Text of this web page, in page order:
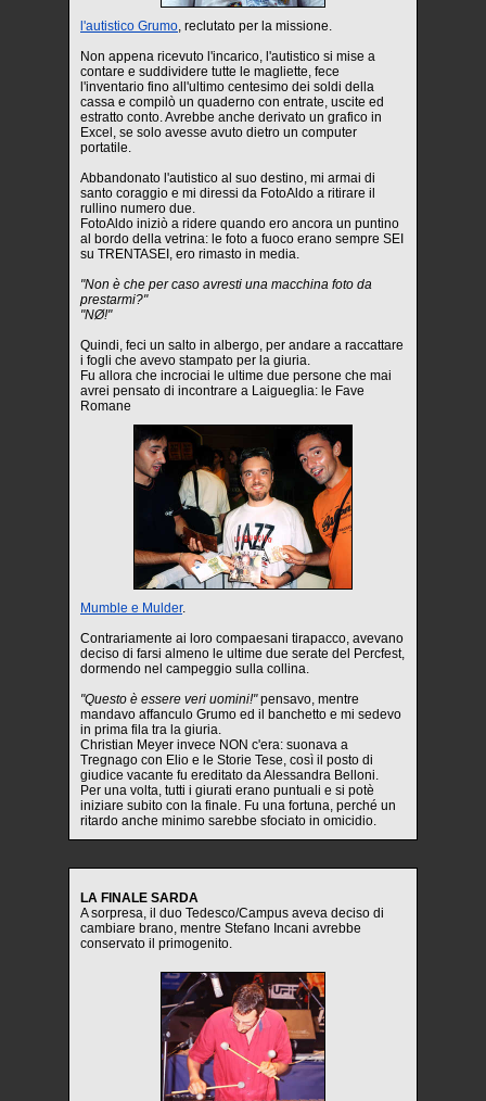
l'autistico Grumo, reclutato per la missione.
Non appena ricevuto l'incarico, l'autistico si mise a
contare e suddividere tutte le magliette, fece
l'inventario fino all'ultimo centesimo dei soldi della
cassa e compilò un quaderno con entrate, uscite ed
estratto conto. Avrebbe anche derivato un grafico in
Excel, se solo avesse avuto dietro un computer
portatile.
Abbandonato l'autistico al suo destino, mi armai di
santo coraggio e mi diressi da FotoAldo a ritirare il
rullino numero due.
FotoAldo iniziò a ridere quando ero ancora un puntino
al bordo della vetrina: le foto a fuoco erano sempre SEI
su TRENTASEI, ero rimasto in media.
"Non è che per caso avresti una macchina foto da
prestarmi?"
"NØ!"
Quindi, feci un salto in albergo, per andare a raccattare
i fogli che avevo stampato per la giuria.
Fu allora che incrociai le ultime due persone che mai
avrei pensato di incontrare a Laigueglia: le Fave
Romane
Mumble e Mulder.
Contrariamente ai loro compaesani tirapacco, avevano
deciso di farsi almeno le ultime due serate del Percfest,
dormendo nel campeggio sulla collina.
"Questo è essere veri uomini!"pensavo, mentre
mandavo affanculo Grumo ed il banchetto e mi sedevo
in prima fila tra la giuria.
Christian Meyer invece NON c'era: suonava a
Tregnago con Elio e le Storie Tese, così il posto di
giudice vacante fu ereditato da Alessandra Belloni.
Per una volta, tutti i giurati erano puntuali e si potè
iniziare subito con la finale. Fu una fortuna, perché un
ritardo anche minimo sarebbe sfociato in omicidio.
LA FINALE SARDA
A sorpresa, il duo Tedesco/Campus aveva deciso di
cambiare brano, mentre Stefano Incani avrebbe
conservato il primogenito.